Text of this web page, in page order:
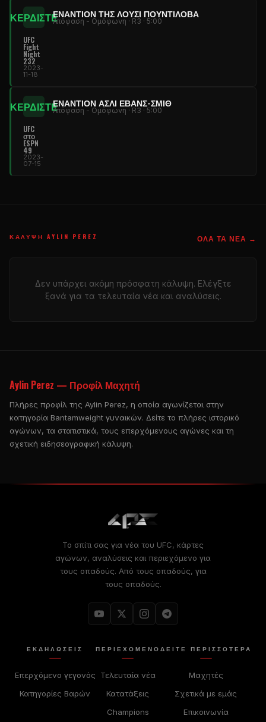
ΚΕΡΔΙΣΤΕΕΝΑΝΤΊΟΝ ΤΗΣ ΛΟΎΣΙ ΠΟΥΝΤΊΛΟΒΑ
Απόφαση - Ομόφωνη · R3 · 5:00
UFC
Fight
Night
232
2023-
11-18
ΚΕΡΔΙΣΤΕΕΝΑΝΤΊΟΝ ΆΣΛΙ ΈΒΑΝΣ-ΣΜΙΘ
Απόφαση - Ομόφωνη · R3 · 5:00
UFC
στο
ESPN
49
2023-
07-15
ΚΆΛΥΨΗ AYLIN PEREZ ΌΛΑ ΤΑ ΝΈΑ →
Δεν υπάρχει ακόμη πρόσφατη κάλυψη. Ελέγξτε
ξανά για τα τελευταία νέα και αναλύσεις.
Aylin Perez — Προφίλ Μαχητή
Πλήρες προφίλ της Aylin Perez, η οποία αγωνίζεται στην
κατηγορία Bantamweight γυναικών. Δείτε το πλήρες ιστορικό
αγώνων, τα στατιστικά, τους επερχόμενους αγώνες και τη
σχετική ειδησεογραφική κάλυψη.
Το σπίτι σας για νέα του UFC, κάρτες
αγώνων, αναλύσεις και περιεχόμενο για
τους οπαδούς. Από τους οπαδούς, για
τους οπαδούς.
ΕΚΔΗΛΏΣΕΙΣ
Επερχόμενο γεγονός
Κατηγορίες Βαρών
ΠΕΡΙΕΧΌΜΕΝΟ
Τελευταία νέα
Κατατάξεις
Champions
ΔΕΊΤΕ ΠΕΡΙΣΣΟΤΕΡΑ
Μαχητές
Σχετικά με εμάς
Επικοινωνία